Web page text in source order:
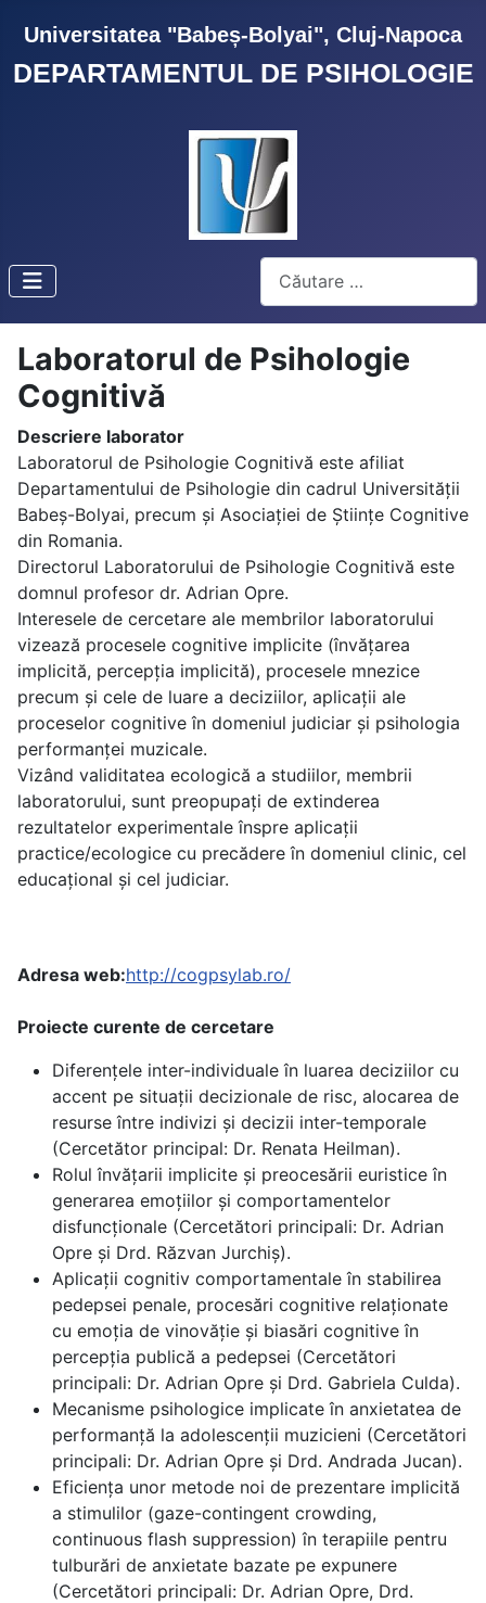
Universitatea "Babeș-Bolyai", Cluj-Napoca
DEPARTAMENTUL DE PSIHOLOGIE
Cautare
Laboratorul de Psihologie
Cognitivă
Descriere laborator
Laboratorul de Psihologie Cognitivă este afiliat
Departamentului de Psihologie din cadrul Universității
Babeș-Bolyai, precum și Asociației de Științe Cognitive
din Romania.
Directorul Laboratorului de Psihologie Cognitivă este
domnul profesor dr. Adrian Opre.
Interesele de cercetare ale membrilor laboratorului
vizează procesele cognitive implicite (învățarea
implicită, percepția implicită), procesele mnezice
precum și cele de luare a deciziilor, aplicații ale
proceselor cognitive în domeniul judiciar și psihologia
performanței muzicale.
Vizând validitatea ecologică a studiilor, membrii
laboratorului, sunt preopupați de extinderea
rezultatelor experimentale înspre aplicații
practice/ecologice cu precădere în domeniul clinic, cel
educațional și cel judiciar.
Adresa web:http://cogpsylab.ro/
Proiecte curente de cercetare
Diferențele inter-individuale în luarea deciziilor cu
accent pe situații decizionale de risc, alocarea de
resurse între indivizi și decizii inter-temporale
(Cercetător principal: Dr. Renata Heilman).
Rolul învățarii implicite și preocesării euristice în
generarea emoțiilor și comportamentelor
disfuncționale (Cercetători principali: Dr. Adrian
Opre și Drd. Răzvan Jurchiș).
Aplicații cognitiv comportamentale în stabilirea
pedepsei penale, procesări cognitive relaționate
cu emoția de vinovăție și biasări cognitive în
percepția publică a pedepsei (Cercetători
principali: Dr. Adrian Opre și Drd. Gabriela Culda).
Mecanisme psihologice implicate în anxietatea de
performanță la adolescenții muzicieni (Cercetători
principali: Dr. Adrian Opre și Drd. Andrada Jucan).
Eficiența unor metode noi de prezentare implicită
a stimulilor (gaze-contingent crowding,
continuous flash suppression) în terapiile pentru
tulburări de anxietate bazate pe expunere
(Cercetători principali: Dr. Adrian Opre, Drd.